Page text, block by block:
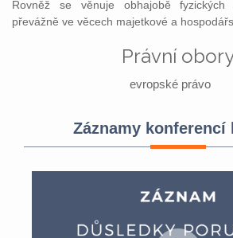
Rovněž se věnuje obhajobě
převážně ve věcech majetkové a
Právní
evropské právo
Záznamy konferencí